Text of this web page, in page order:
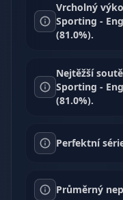
Vrcholný
Sporting -
(81.0%).
Nejtěžší
Sporting -
(81.0%).
Perfektní
Průměrný